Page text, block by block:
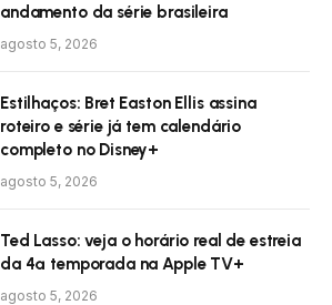
andamento da série brasileira
agosto 5, 2026
Estilhaços: Bret Easton Ellis assina
roteiro e série já tem calendário
completo no Disney+
agosto 5, 2026
Ted Lasso: veja o horário real de estreia
da 4ª temporada na Apple TV+
agosto 5, 2026